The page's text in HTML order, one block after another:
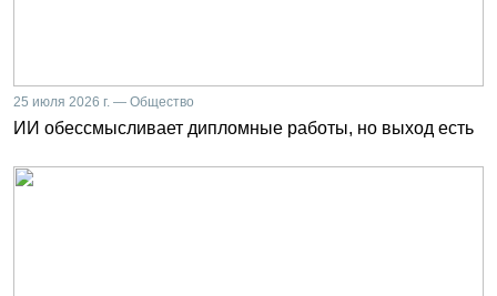
25 июля 2026 г. — Общество
ИИ обессмысливает дипломные работы, но выход есть